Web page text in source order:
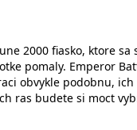
2000 fiasko, ktore
pomaly. Emperor
obvykle podobnu,
ras budete si moct